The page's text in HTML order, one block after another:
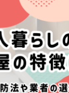
20-
8:30～17:30
こちら